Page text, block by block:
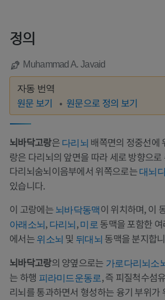
정의
Muhammad A. Javaid
자동 번역
원문 보기 원문으로 정의 보기
뇌바닥고랑은다리뇌 배쪽면의 정중선에
랑은 다리뇌의 앞면을 따라 세로 방향으
다리뇌숨뇌이음부에서 위쪽으로는대뇌
있습니다.
이 고랑에는뇌바닥동맥이 위치하며, 이
아래소뇌,다리뇌,미로동맥을 포함한 여
에서는위소뇌 및 뒤대뇌 동맥을 분지합
뇌바닥고랑의 양옆으로는 가로다리뇌소
는 하행 피라미드운동로, 즉 피질척수섬
리뇌를 통과하면서 형성하는 융기 부위가